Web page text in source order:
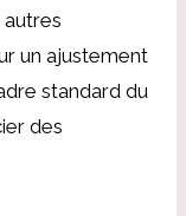
un ajustement
standard du
des